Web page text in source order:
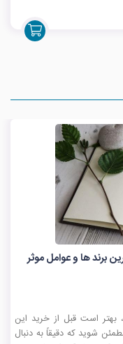
برند ها و عوامل موثر
بهتر است قبل از خرید این
شوید که دقیقاً به دنبال